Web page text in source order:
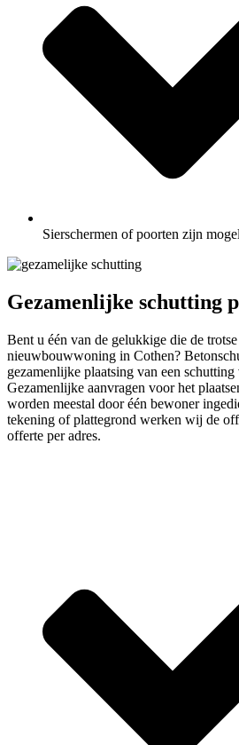
Sierschermen of poorten zijn
Gezamenlijke schutting
Bent u één van de gelukkige die de
nieuwbouwwoning in Cothen?
gezamenlijke plaatsing van een
Gezamenlijke aanvragen voor het
worden meestal door één bewoner
tekening of plattegrond werken wij de
offerte per adres.